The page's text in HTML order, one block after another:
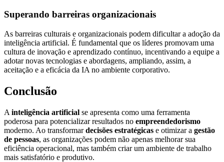
Superando barreiras organizacionais
As barreiras culturais e organizacionais podem dificultar a adoção da
inteligência artificial. É fundamental que os líderes promovam uma
cultura de inovação e aprendizado contínuo, incentivando a equipe a
adotar novas tecnologias e abordagens, ampliando, assim, a
aceitação e a eficácia da IA no ambiente corporativo.
Conclusão
A inteligência artificial se apresenta como uma ferramenta
poderosa para potencializar resultados no empreendedorismo
moderno. Ao transformardecisões estratégicas e otimizar a gestão
de pessoas, as organizações podem não apenas melhorar sua
eficiência operacional, mas também criar um ambiente de trabalho
mais satisfatório e produtivo.